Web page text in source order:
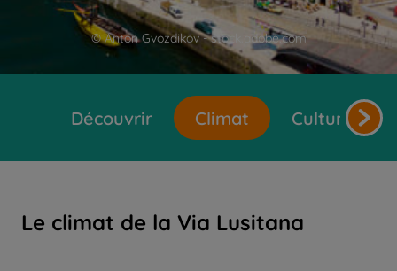
© Anton Gvozdikov - stock.adobe.com
Découvrir Climat Cultures et
Le climat de la Via Lusitana